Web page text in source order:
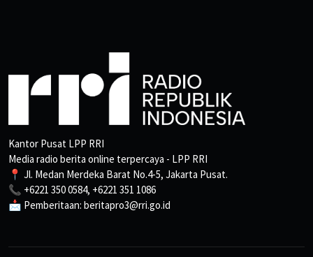
Kantor Pusat LPP RRI
Media radio berita online terpercaya - LPP RRI
📍 Jl. Medan Merdeka Barat No.4-5, Jakarta Pusat.
📞 +6221 350 0584, +6221 351 1086
📩 Pemberitaan: beritapro3@rri.go.id